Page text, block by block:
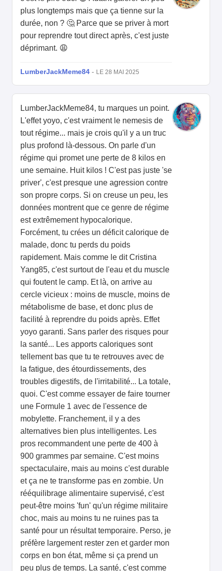
plus longtemps mais que ça tienne sur la
durée, non ? 🤔 Parce que se priver à mort
pour reprendre tout direct après, c'est juste
déprimant. 😩
LumberJackMeme84 - LE 28 MAI 2025
LumberJackMeme84, tu marques un point.
L'effet yoyo, c'est vraiment le nemesis de
tout régime... mais je crois qu'il y a un truc
plus profond là-dessous. On parle d'un
régime qui promet une perte de 8 kilos en
une semaine. Huit kilos ! C'est pas juste 'se
priver', c'est presque une agression contre
son propre corps. Si on creuse un peu, les
données montrent que ce genre de régime
est extrêmement hypocalorique.
Forcément, tu crées un déficit calorique de
malade, donc tu perds du poids
rapidement. Mais comme le dit Cristina
Yang85, c'est surtout de l'eau et du muscle
qui foutent le camp. Et là, on arrive au
cercle vicieux : moins de muscle, moins de
métabolisme de base, et donc plus de
facilité à reprendre du poids après. Effet
yoyo garanti. Sans parler des risques pour
la santé... Les apports caloriques sont
tellement bas que tu te retrouves avec de
la fatigue, des étourdissements, des
troubles digestifs, de l'irritabilité... La totale,
quoi. C'est comme essayer de faire tourner
une Formule 1 avec de l'essence de
mobylette. Franchement, il y a des
alternatives bien plus intelligentes. Les
pros recommandent une perte de 400 à
900 grammes par semaine. C'est moins
spectaculaire, mais au moins c'est durable
et ça ne te transforme pas en zombie. Un
rééquilibrage alimentaire supervisé, c'est
peut-être moins 'fun' qu'un régime militaire
choc, mais au moins tu ne ruines pas ta
santé pour un résultat temporaire. Perso, je
préfère largement rester zen et garder mon
corps en bon état, même si ça prend un
peu plus de temps. La santé, c'est comme